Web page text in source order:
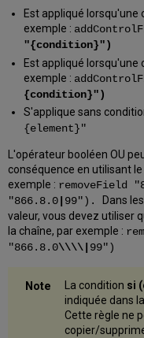
Est appliqué lorsqu'une
exemple :
"{condition}")
Est appliqué
exemple :
{condition}")
S'applique sans
{element}"
L'opérateur booléen OU
conséquence en utilisant
exemple : removeField
"866.8.0 99").Dans
valeur, vous devez
la chaîne, par exemple :
"866.8.0\\\\| 99")
La condition si
indiquée dans
Cette règle ne
copier/